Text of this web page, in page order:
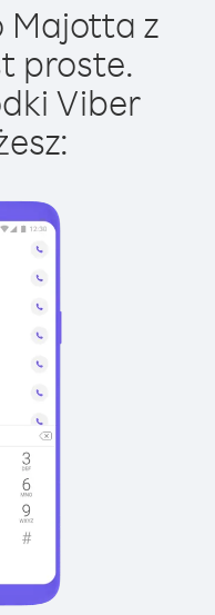
Majotta z
proste.
Viber